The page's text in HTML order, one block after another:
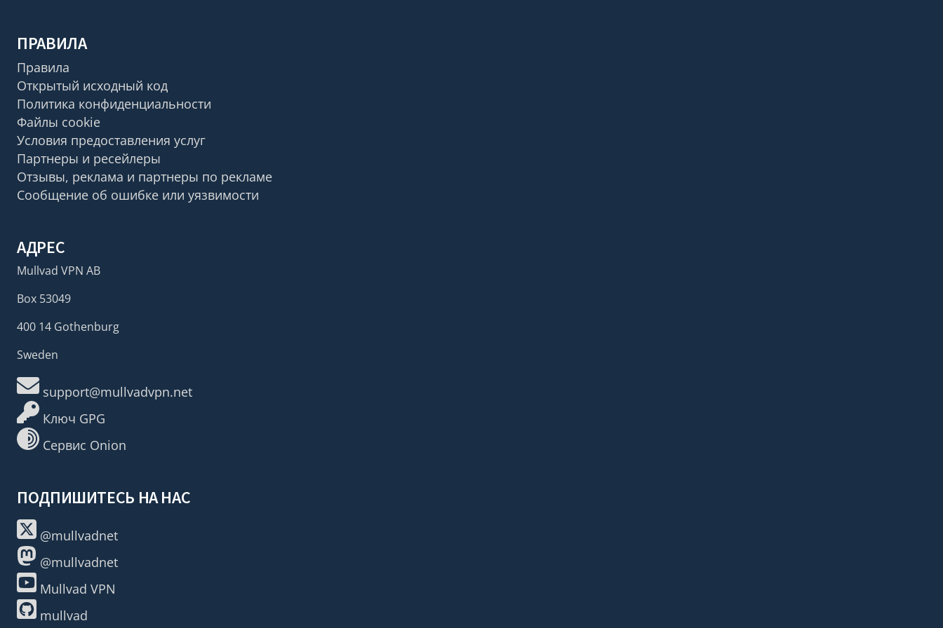
ПРАВИЛА
Правила
Открытый исходный код
Политика конфиденциальности
Файлы cookie
Условия предоставления услуг
Партнеры и ресейлеры
Отзывы, реклама и партнеры по рекламе
Сообщение об ошибке или уязвимости
АДРЕС
Mullvad VPN AB
Box 53049
400 14 Gothenburg
Sweden
support@mullvadvpn.net
Ключ GPG
Сервис Onion
ПОДПИШИТЕСЬ НА НАС
@mullvadnet
@mullvadnet
Mullvad VPN
mullvad